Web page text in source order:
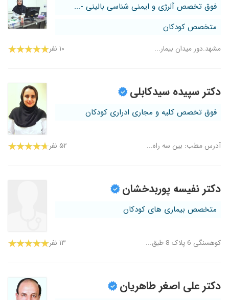
فوق تخصص آلرژی و ایمنی شناسی بالینی -...
متخصص کودکان
مشهد.دور میدان بیمار... ۱۰ نفر
دکتر سپیده سیدکابلی
فوق تخصص کلیه و مجاری ادراری کودکان
آدرس مطب: بین سه راه... ۵۲ نفر
دکتر نفیسه پوربدخشان
متخصص بیماری های کودکان
کوهسنگی 6 پلاک 8 طبق... ۱۳ نفر
دکتر علی اصغر طاهریان